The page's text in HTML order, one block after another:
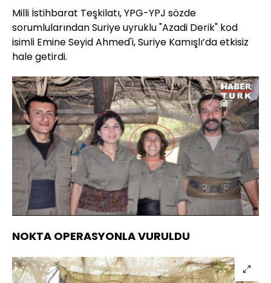
Milli İstihbarat Teşkilatı, YPG-YPJ sözde
sorumlularından Suriye uyruklu "Azadi Derik" kod
isimli Emine Seyid Ahmed'i, Suriye Kamışlı’da etkisiz
hale getirdi.
Sesi
Aç
Yüklendi
100.00%
Hızı
NOKTA OPERASYONLA VURULDU